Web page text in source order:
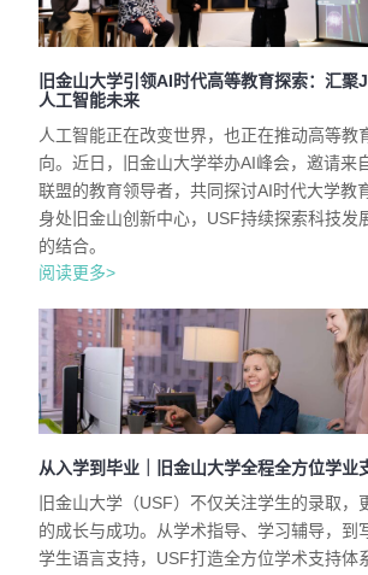
旧金山大学引领AI时代高等教育探索：汇
人工智能未来
人工智能正在改变世界，也正在推动高等教
向。近日，旧金山大学举办AI峰会，邀请来
联盟的教育领导者，共同探讨AI时代大学教
身处旧金山创新中心，USF持续探索科技发
的结合。
阅读更多>
从入学到毕业｜旧金山大学全程全方位学业
旧金山大学（USF）不仅关注学生的录取，
的成长与成功。从学术指导、学习辅导，到
学生语言支持，USF打造全方位学术支持体